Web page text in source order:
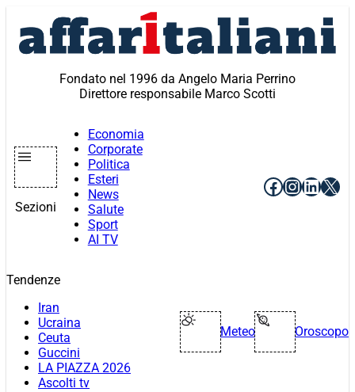
contenuto
Fondato nel 1996 da Angelo Maria Perrino
Direttore responsabile Marco Scotti
Sezioni
Economia
Corporate
Politica
Esteri
News
Salute
Sport
AI TV
Facebook
X
Tendenze
Iran
Ucraina
Ceuta
Guccini
LA PIAZZA 2026
Ascolti tv
Meteo Oroscopo